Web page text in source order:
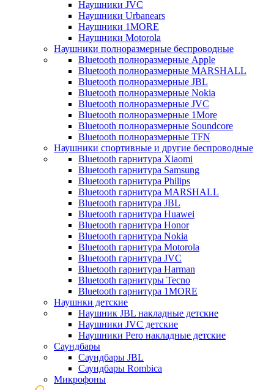
Наушники JVC
Наушники Urbanears
Наушники 1MORE
Наушники Motorola
Наушники полноразмерные беспроводные
Bluetooth полноразмерные Apple
Bluetooth полноразмерные MARSHALL
Bluetooth полноразмерные JBL
Bluetooth полноразмерные Nokia
Bluetooth полноразмерные JVC
Bluetooth полноразмерные 1More
Bluetooth полноразмерные Soundcore
Bluetooth полноразмерные TFN
Наушники спортивные и другие беспроводные
Bluetooth гарнитура Xiaomi
Bluetooth гарнитура Samsung
Bluetooth гарнитура Philips
Bluetooth гарнитура MARSHALL
Bluetooth гарнитура JBL
Bluetooth гарнитура Huawei
Bluetooth гарнитура Honor
Bluetooth гарнитура Nokia
Bluetooth гарнитура Motorola
Bluetooth гарнитура JVC
Bluetooth гарнитура Harman
Bluetooth гарнитуры Tecno
Bluetooth гарнитура 1MORE
Наушнки детские
Наушник JBL накладные детские
Наушники JVC детские
Наушники Pero накладные детские
Саундбары
Саундбары JBL
Саундбары Rombica
Микрофоны